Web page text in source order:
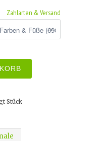
Zahlarten & Versand
Stück